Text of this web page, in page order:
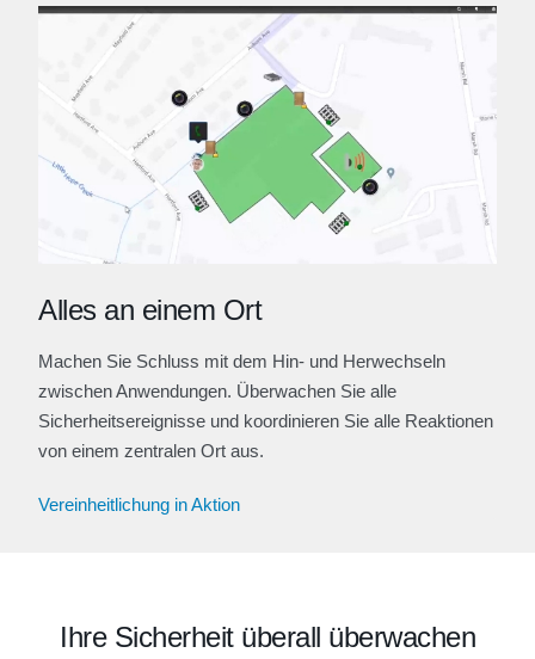
Alles an einem Ort
Machen Sie Schluss mit dem Hin- und Herwechseln
zwischen Anwendungen. Überwachen Sie alle
Sicherheitsereignisse und koordinieren Sie alle Reaktionen
von einem zentralen Ort aus.
Vereinheitlichung in Aktion
Ihre Sicherheit überall überwachen